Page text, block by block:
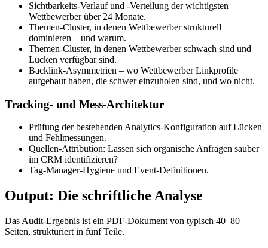
Sichtbarkeits-Verlauf und -Verteilung der wichtigsten
Wettbewerber über 24 Monate.
Themen-Cluster, in denen Wettbewerber strukturell
dominieren – und warum.
Themen-Cluster, in denen Wettbewerber schwach sind und
Lücken verfügbar sind.
Backlink-Asymmetrien – wo Wettbewerber Linkprofile
aufgebaut haben, die schwer einzuholen sind, und wo nicht.
Tracking- und Mess-Architektur
Prüfung der bestehenden Analytics-Konfiguration auf Lücken
und Fehlmessungen.
Quellen-Attribution: Lassen sich organische Anfragen sauber
im CRM identifizieren?
Tag-Manager-Hygiene und Event-Definitionen.
Output: Die schriftliche Analyse
Das Audit-Ergebnis ist ein PDF-Dokument von typisch 40–80
Seiten, strukturiert in fünf Teile.